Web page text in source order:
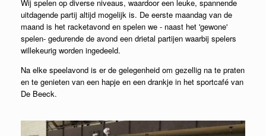
Wij spelen op diverse niveaus, waardoor een leuke, spannende
uitdagende partij altijd mogelijk is. De eerste maandag van de
maand is het racketavond en spelen we - naast het 'gewone'
spelen- gedurende de avond een drietal partijen waarbij spelers
willekeurig worden ingedeeld.
Na elke speelavond is er de gelegenheid om gezellig na te praten
en te genieten van een hapje en een drankje in het sportcafé van
De Beeck.